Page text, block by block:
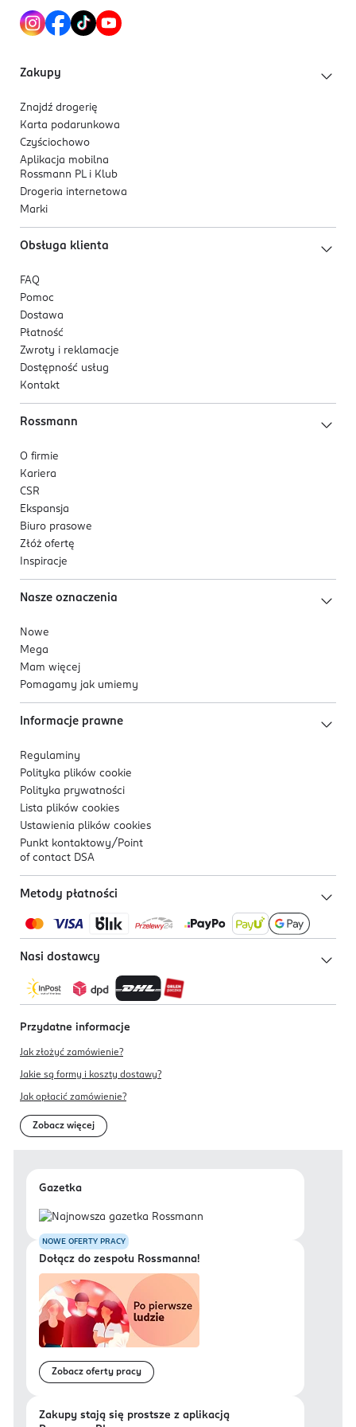
Zakupy
Znajdź drogerię
Karta podarunkowa
Czyściochowo
Aplikacja mobilna
Rossmann PL i Klub
Drogeria internetowa
Marki
Obsługa klienta
FAQ
Pomoc
Dostawa
Płatność
Zwroty i reklamacje
Dostępność usług
Kontakt
Rossmann
O firmie
Kariera
CSR
Ekspansja
Biuro prasowe
Złóż ofertę
Inspiracje
Nasze oznaczenia
Nowe
Mega
Mam więcej
Pomagamy jak umiemy
Informacje prawne
Regulaminy
Polityka plików cookie
Polityka prywatności
Lista plików cookies
Ustawienia plików cookies
Punkt kontaktowy/ Point
of contact DSA
Metody płatności
Nasi dostawcy
Przydatne informacje
Jak złożyć zamówienie?
Jakie są formy i koszty dostawy?
Jak opłacić zamówienie?
Zobacz więcej
Gazetka
NOWE OFERTY PRACY
Dołącz do zespołu Rossmanna!
Zobacz oferty pracy
Zakupy stają się prostsze z aplikacją